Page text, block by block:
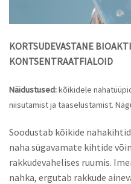
KORTSUDEVASTANE
KONTSENTRAATFIALOID
Näidustused:kõikidele
niisutamist ja taaselustamist.
Soodustab kõikide
naha sügavamate kihtide
rakkudevahelises ruumis.
nahka, ergutab rakkude